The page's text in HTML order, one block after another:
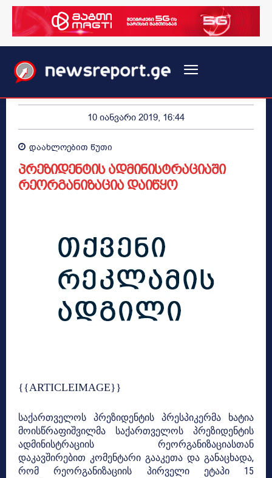
10 იანვარი 2019, 16:44
დაახლოებით წუთი
პრეზიდენტის ადმინისტრაციაში
რეორგანიზაცია დაიწყო
{{ARTICLEIMAGE}}
საქართველოს პრეზიდენტის პრესპიკერმა ხატია
მოისწრაფიშვილმა საქართველოს პრეზიდენტის
ადმინისტრაციის რეორგანიზაციასთან
დაკავშირებით კომენტარი გააკეთა და განაცხადა,
რომ რეორგანიზაციის პირველი ეტაპი 15